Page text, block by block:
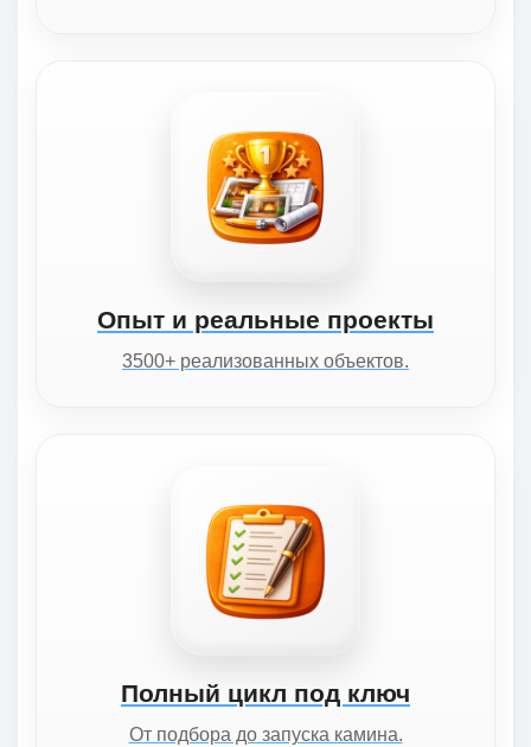
Опыт и реальные проекты
3500+ реализованных объектов.
Полный цикл под ключ
От подбора до запуска камина.